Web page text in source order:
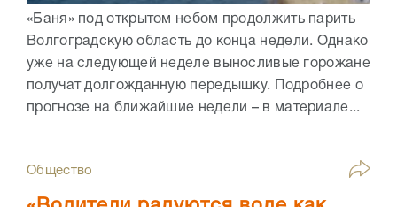
«Баня» под открытом небом продолжить парить
Волгоградскую область до конца недели. Однако
уже на следующей неделе выносливые горожане
получат долгожданную передышку. Подробнее о
прогнозе на ближайшие недели – в материале...
Общество